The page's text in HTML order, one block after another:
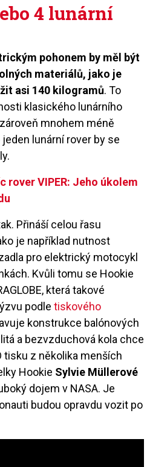
4 lunární
pohonem by měl být
materiálů, jako je
asi 140 kilogramů. To
klasického lunárního
mnohem méně
lunární rover by se
rover VIPER: Jeho úkolem
Přináší celou řasu
je například nutnost
pro elektrický motocykl
Kvůli tomu se Hookie
která takové
podle tiskového
konstrukce balónových
a bezvzduchová kola chce
tisku z několika menších
Hookie Sylvie Müllerové
dojem v NASA. Je
budou opravdu vozit po